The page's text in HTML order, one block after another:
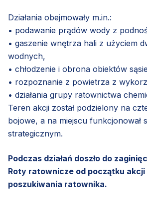
Działania obejmowały m.in.:
• podawanie prądów wody z
• gaszenie wnętrza hali z użyciem
wodnych,
• chłodzenie i obrona obiektów
• rozpoznanie z powietrza z
• działania grupy ratownictwa
Teren akcji został podzielony na
bojowe, a na miejscu funkcjonował
strategicznym.
Podczas działań doszło do
Roty ratownicze od początku
poszukiwania ratownika.